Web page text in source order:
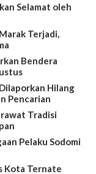
Selamat oleh
Terjadi,
Bendera
Hilang
Pencarian
Tradisi
Pelaku Sodomi
Kota Ternate